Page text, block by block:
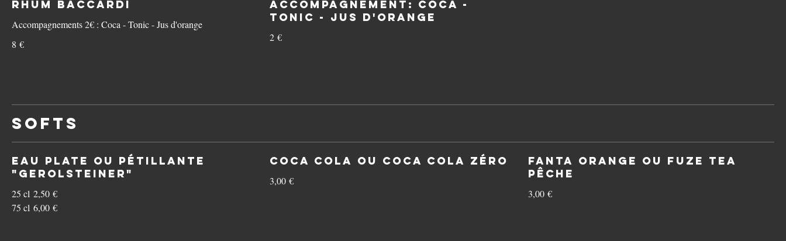
Rhum Baccardi
Accompagnements 2€ : Coca - Tonic - Jus d'orange
8 €
Accompagnement: Coca -
Tonic - Jus D'orange
2 €
Softs
Eau plate OU pétillante
"Gerolsteiner"
25 cl 2,50 €
75 cl 6,00 €
Coca Cola OU Coca Cola Zéro
3,00 €
Fanta Orange OU Fuze Tea
pêche
3,00 €